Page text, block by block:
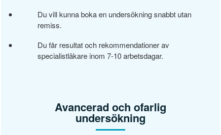
Du vill kunna boka en undersökning snabbt utan
remiss.
Du får resultat och rekommendationer av
specialistläkare inom 7-10 arbetsdagar.
Avancerad och ofarlig
undersökning